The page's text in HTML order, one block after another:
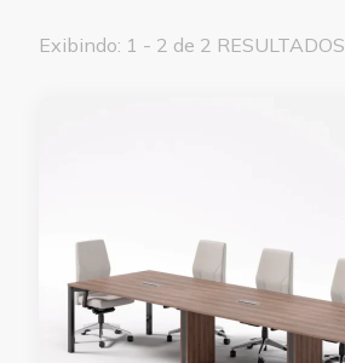
Exibindo: 1 - 2 de 2 RESULTADOS